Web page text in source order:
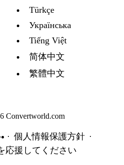
Türkçe
Украïнська
Tiếng Việt
简体中文
繁體中文
Convertworld.com
個人情報保護方針
応援してください